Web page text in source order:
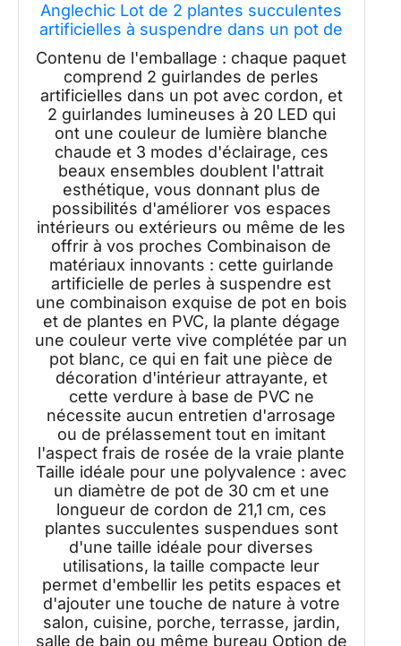
Anglechic Lot de 2 plantes succulentes
artificielles à suspendre dans un pot de
30 cm avec cordon de 21,1 cm - Plantes
artificielles à suspendre au mur pour
chambre à coucher, intérieur et
extérieur
Contenu de l'emballage : chaque paquet
comprend 2 guirlandes de perles
artificielles dans un pot avec cordon, et
2 guirlandes lumineuses à 20 LED qui
ont une couleur de lumière blanche
chaude et 3 modes d'éclairage, ces
beaux ensembles doublent l'attrait
esthétique, vous donnant plus de
possibilités d'améliorer vos espaces
intérieurs ou extérieurs ou même de les
offrir à vos proches Combinaison de
matériaux innovants : cette guirlande
artificielle de perles à suspendre est
une combinaison exquise de pot en bois
et de plantes en PVC, la plante dégage
une couleur verte vive complétée par un
pot blanc, ce qui en fait une pièce de
décoration d'intérieur attrayante, et
cette verdure à base de PVC ne
nécessite aucun entretien d'arrosage
ou de prélassement tout en imitant
l'aspect frais de rosée de la vraie plante
Taille idéale pour une polyvalence : avec
un diamètre de pot de 30 cm et une
longueur de cordon de 21,1 cm, ces
plantes succulentes suspendues sont
d'une taille idéale pour diverses
utilisations, la taille compacte leur
permet d'embellir les petits espaces et
d'ajouter une touche de nature à votre
salon, cuisine, porche, terrasse, jardin,
salle de bain ou même bureau Option de